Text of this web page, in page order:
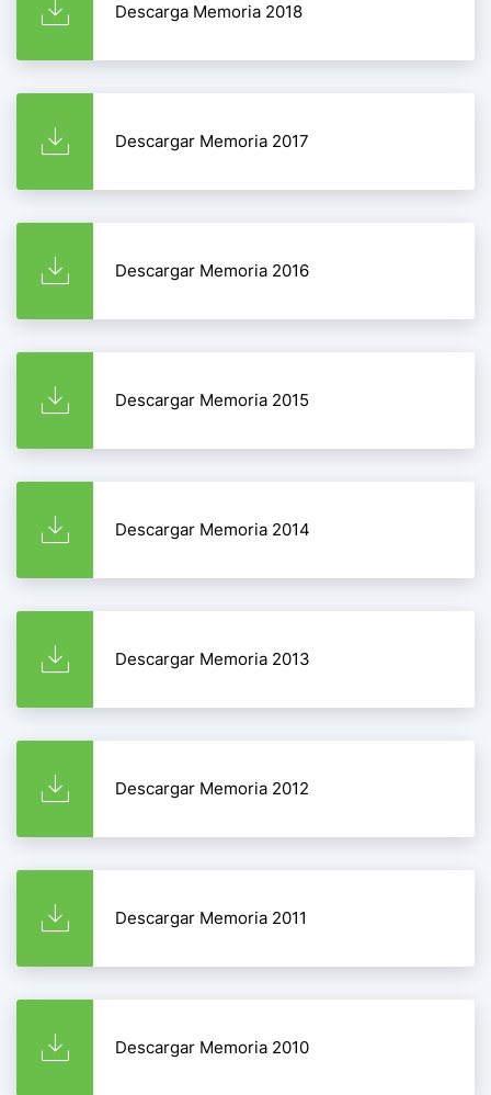
Descarga Memoria 2018
Descargar Memoria 2017
Descargar Memoria 2016
Descargar Memoria 2015
Descargar Memoria 2014
Descargar Memoria 2013
Descargar Memoria 2012
Descargar Memoria 2011
Descargar Memoria 2010